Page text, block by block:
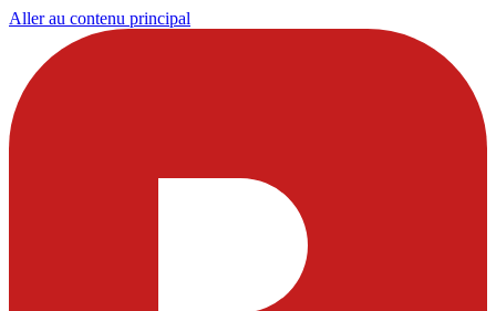
Aller au contenu principal